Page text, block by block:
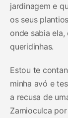
jardinagem e
os seus
onde sabia
queridinhas.
Estou te
minha avó e
a recusa de
Zamioculca